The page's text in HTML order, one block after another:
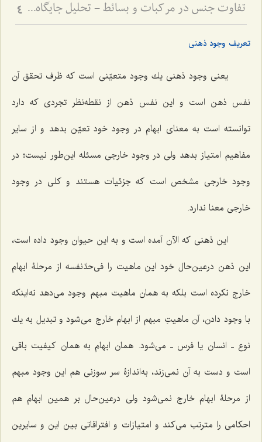
تفاوت جنس در مرکبات و بسائط - تحلیل جایگاه ماده و صورت در هستی‌شناسی فلسفی 4
تعریف وجود ذهنی
یعنى وجود ذهنى یك وجود متعیّنى است كه ظرف تحقق آن
نفس ذهن است و این نفس ذهن از نقطه‌نظر تجردى كه دارد
توانسته است به معناى ابهام در وجود خود تعیّن بدهد و از سایر
مفاهیم امتیاز بدهد ولى در وجود خارجى مسئله این‌طور نیست؛ در
وجود خارجى مشخص است که جزئیات هستند و كلى در وجود
خارجى معنا ندارد.
این ذهنى كه الآن آمده است و به این حیوان وجود داده است،
این ذهن درعین‌حال خود این ماهیت را فى‌حدّ‌نفسه از مرحلۀ ابهام
خارج نكرده است بلکه به همان ماهیت مبهم وجود مى‌دهد نه‌اینکه
با وجود دادن، آن ماهیتِ مبهم از ابهام خارج می‌شود و تبدیل به یك
نوع ـ انسان یا فرس ـ می‌شود. همان ابهام به همان كیفیت باقى
است و دست به آن نمى‌زند، به‌اندازۀ سر سوزنى هم این وجود مبهم
از مرحلۀ ابهام خارج نمى‌شود ولى درعین‌حال بر همین ابهام هم
احكامى را مترتب مى‌كند و امتیازات و افتراقاتی بین این و سایرین